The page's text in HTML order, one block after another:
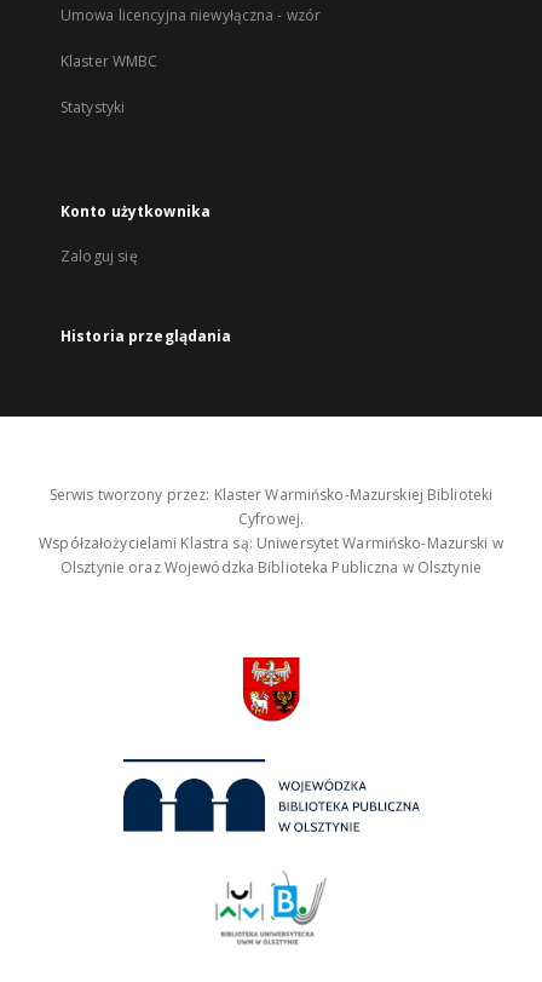
Umowa licencyjna niewyłączna - wzór
Klaster WMBC
Statystyki
Konto użytkownika
Zaloguj się
Historia przeglądania
Serwis tworzony przez: Klaster Warmińsko-Mazurskiej Biblioteki
Cyfrowej.
Współzałożycielami Klastra są: Uniwersytet Warmińsko-Mazurski w
Olsztynie oraz Wojewódzka Biblioteka Publiczna w Olsztynie